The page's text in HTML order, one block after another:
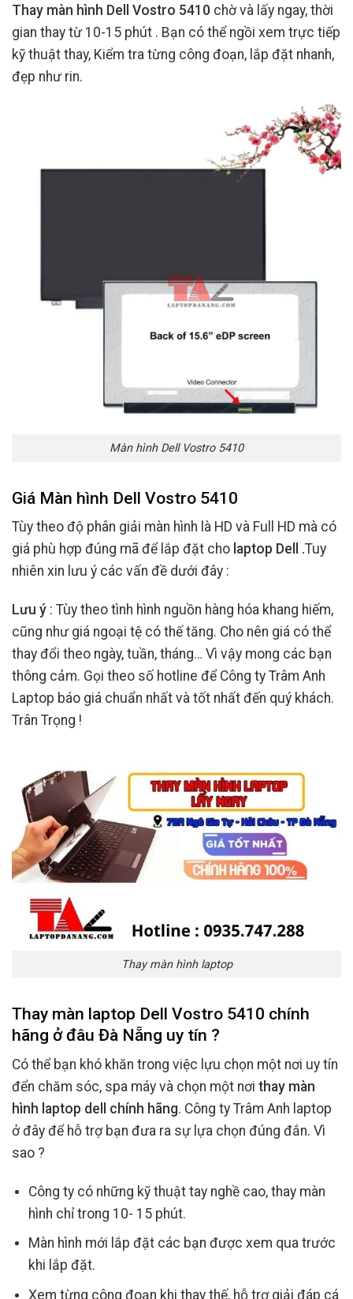
Thay màn hình Dell Vostro 5410 chờ và lấy ngay, thời
gian thay từ 10-15 phút . Bạn có thể ngồi xem trực tiếp
kỹ thuật thay, Kiểm tra từng công đoạn, lắp đặt nhanh,
đẹp như rin.
Màn hình Dell Vostro 5410
Giá Màn hình Dell Vostro 5410
Tùy theo độ phân giải màn hình là HD và Full HD mà có
giá phù hợp đúng mã để lắp đặt cho laptop Dell .Tuy
nhiên xin lưu ý các vấn đề dưới đây :
Lưu ý : Tùy theo tình hình nguồn hàng hóa khang hiếm,
cũng như giá ngoại tệ có thế tăng. Cho nên giá có thể
thay đổi theo ngày, tuần, tháng… Vì vậy mong các bạn
thông cảm. Gọi theo số hotline để Công ty Trâm Anh
Laptop báo giá chuẩn nhất và tốt nhất đến quý khách.
Trân Trọng !
Thay màn hình laptop
Thay màn laptop Dell Vostro 5410 chính
hãng ở đâu Đà Nẵng uy tín ?
Có thể bạn khó khăn trong việc lựu chọn một nơi uy tín
đển chăm sóc, spa máy và chọn một nơi thay màn
hình laptop dell chính hãng. Công ty Trâm Anh laptop
ở đây để hỗ trợ bạn đưa ra sự lựa chọn đúng đắn. Vì
sao ?
Công ty có những kỹ thuật tay nghề cao, thay màn
hình chỉ trong 10- 15 phút.
Màn hình mới lắp đặt các bạn được xem qua trước
khi lắp đặt.
Xem từng công đoạn khi thay thế, hỗ trợ giải đáp cá